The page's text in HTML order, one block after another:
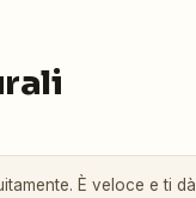
È veloce e ti dà